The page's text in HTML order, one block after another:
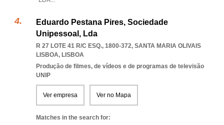
Eduardo Pestana Pires, Sociedade
Unipessoal, Lda
R 27 LOTE 41 R/C ESQ., 1800-372, SANTA MARIA OLIVAIS
LISBOA, LISBOA
Produção de filmes, de vídeos e de programas de televisão
UNIP
Ver empresa Ver no Mapa
Matches in the search for: